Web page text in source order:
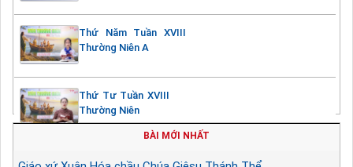
Thứ Năm Tuần XVIII
Thường Niên A
Thứ Tư Tuần XVIII
Thường Niên
BÀI MỚI NHẤT